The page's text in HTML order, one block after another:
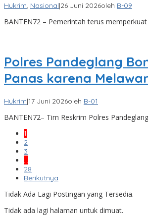
Hukrim, Nasional|26 Juni 2026oleh B-09
BANTEN72 – Pemerintah terus
Polres Pandeglang
Panas karena
Hukrim|17 Juni 2026oleh B-01
BANTEN72– Tim Reskrim Polres
1
2
3
…
28
Berikutnya
Tidak Ada Lagi Postingan yang Tersedia.
Tidak ada lagi halaman untuk dimuat.